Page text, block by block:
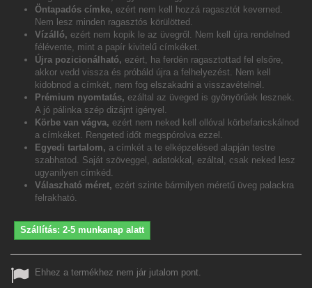
Öntapadós címke, ezért nem kell hozzá ragasztót keverned.
Nem lesz minden ragasztós körülötted.
Vízálló, ezért nem kopik le az üvegről. Nem kell újra rendelned
félévente, mint a papír kivitelű címkéket.
Újra pozicionálható, ezért, ha ferdén ragasztottad fel elsőre,
akkor vedd vissza és próbáld újra a felhelyezést. Nem kell
kidobnod a címkét, nem fog elszakadni a visszavételnél.
Prémium nyomtatás, ezáltal az üveged is gyönyörűek lesznek.
A jó pálinka szép dizájnt igényel.
Körbe van vágva, ezért nem neked kell ollóval körbefaricskálnod
a címkéket. Rengeted időt megspórolva ezzel.
Egyedi tartalom, a címkét a te elképzelésed alapján testre
szabhatod. Saját szöveggel, adatokkal, ezáltal, csak neked lesz
ugyanilyen címkéd.
Válaszható méret, ezért szinte bármilyen méretű üveg palackra
felrakható.
Szállítás: 2-5 munkanap alatt
Ehhez a termékhez nem jár jutalom pont.